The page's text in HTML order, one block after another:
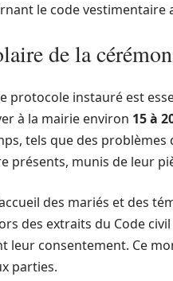
le code vestimentaire
de la
protocole instauré est
à la mairie environ 15 à
tels que des
présents, munis de leur
des mariés et des
des extraits du Code
leur consentement. Ce
parties.